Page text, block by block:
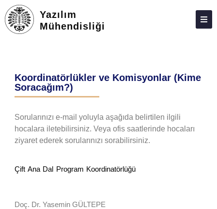
Yazılım
Mühendisliği
LISANS
ARAŞTIRMA
TOPLUMA KATKI
Koordinatörlükler ve Komisyonlar (Kime
Soracağım?)
Sorularınızı e-mail yoluyla aşağıda belirtilen ilgili
hocalara iletebilirsiniz. Veya ofis saatlerinde hocaları
ziyaret ederek sorularınızı sorabilirsiniz.
Çift Ana Dal Program Koordinatörlüğü
Doç. Dr. Yasemin GÜLTEPE